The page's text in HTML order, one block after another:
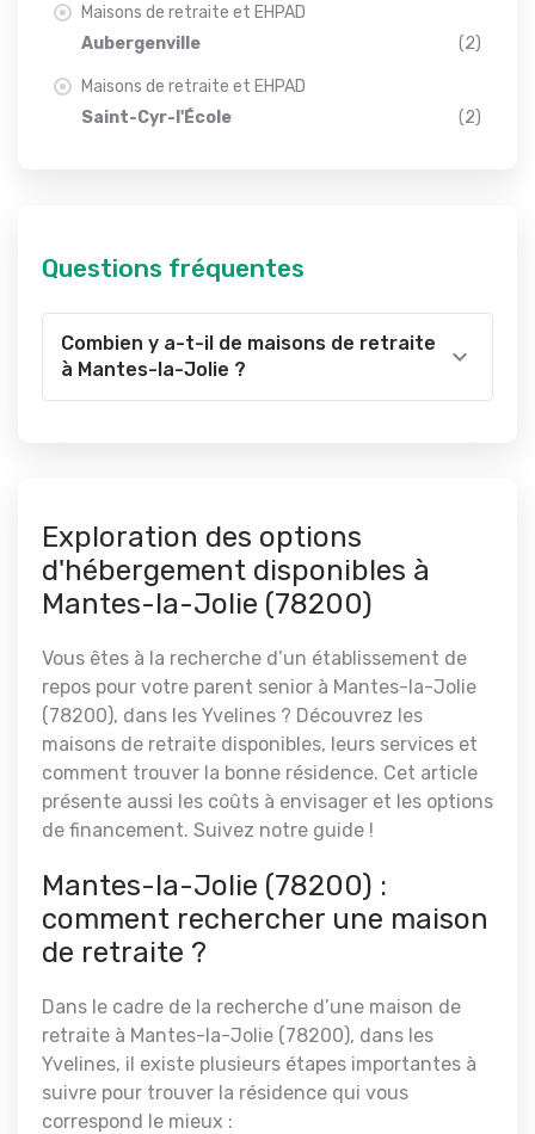
Maisons de retraite et EHPAD
Aubergenville
(2)
Maisons de retraite et EHPAD
Saint-Cyr-l'École
(2)
Questions fréquentes
Combien y a-t-il de maisons de retraite
à Mantes-la-Jolie ?
Exploration des options
d'hébergement disponibles à
Mantes-la-Jolie (78200)
Vous êtes à la recherche d’un établissement de
repos pour votre parent senior à Mantes-la-Jolie
(78200), dans les Yvelines ? Découvrez les
maisons de retraite disponibles, leurs services et
comment trouver la bonne résidence. Cet article
présente aussi les coûts à envisager et les options
de financement. Suivez notre guide !
Mantes-la-Jolie (78200) :
comment rechercher une maison
de retraite ?
Dans le cadre de la recherche d’une maison de
retraite à Mantes-la-Jolie (78200), dans les
Yvelines, il existe plusieurs étapes importantes à
suivre pour trouver la résidence qui vous
correspond le mieux :